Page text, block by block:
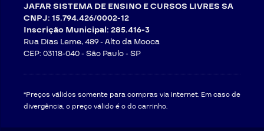
JAFAR SISTEMA DE ENSINO E CURSOS LIVRES SA
CNPJ: 15.794.426/0002-12
Inscrição Municipal: 285.416-3
Rua Dias Leme, 489 - Alto da Mooca
CEP: 03118-040 -São Paulo - SP
*Preços válidos somente para compras via internet. Em caso de
divergência, o preço válido é o do carrinho.